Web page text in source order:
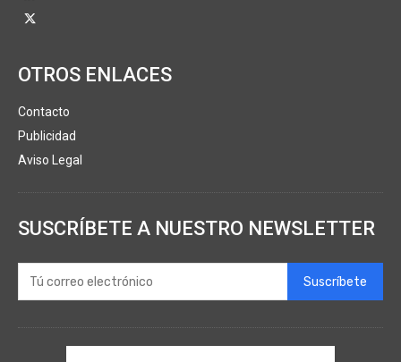
OTROS ENLACES
Contacto
Publicidad
Aviso Legal
SUSCRÍBETE A NUESTRO NEWSLETTER
Suscríbete